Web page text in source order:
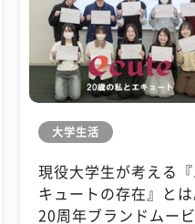
大学生活
現役大学生が考える『
キュートの存在』とは
20周年ブランドムー